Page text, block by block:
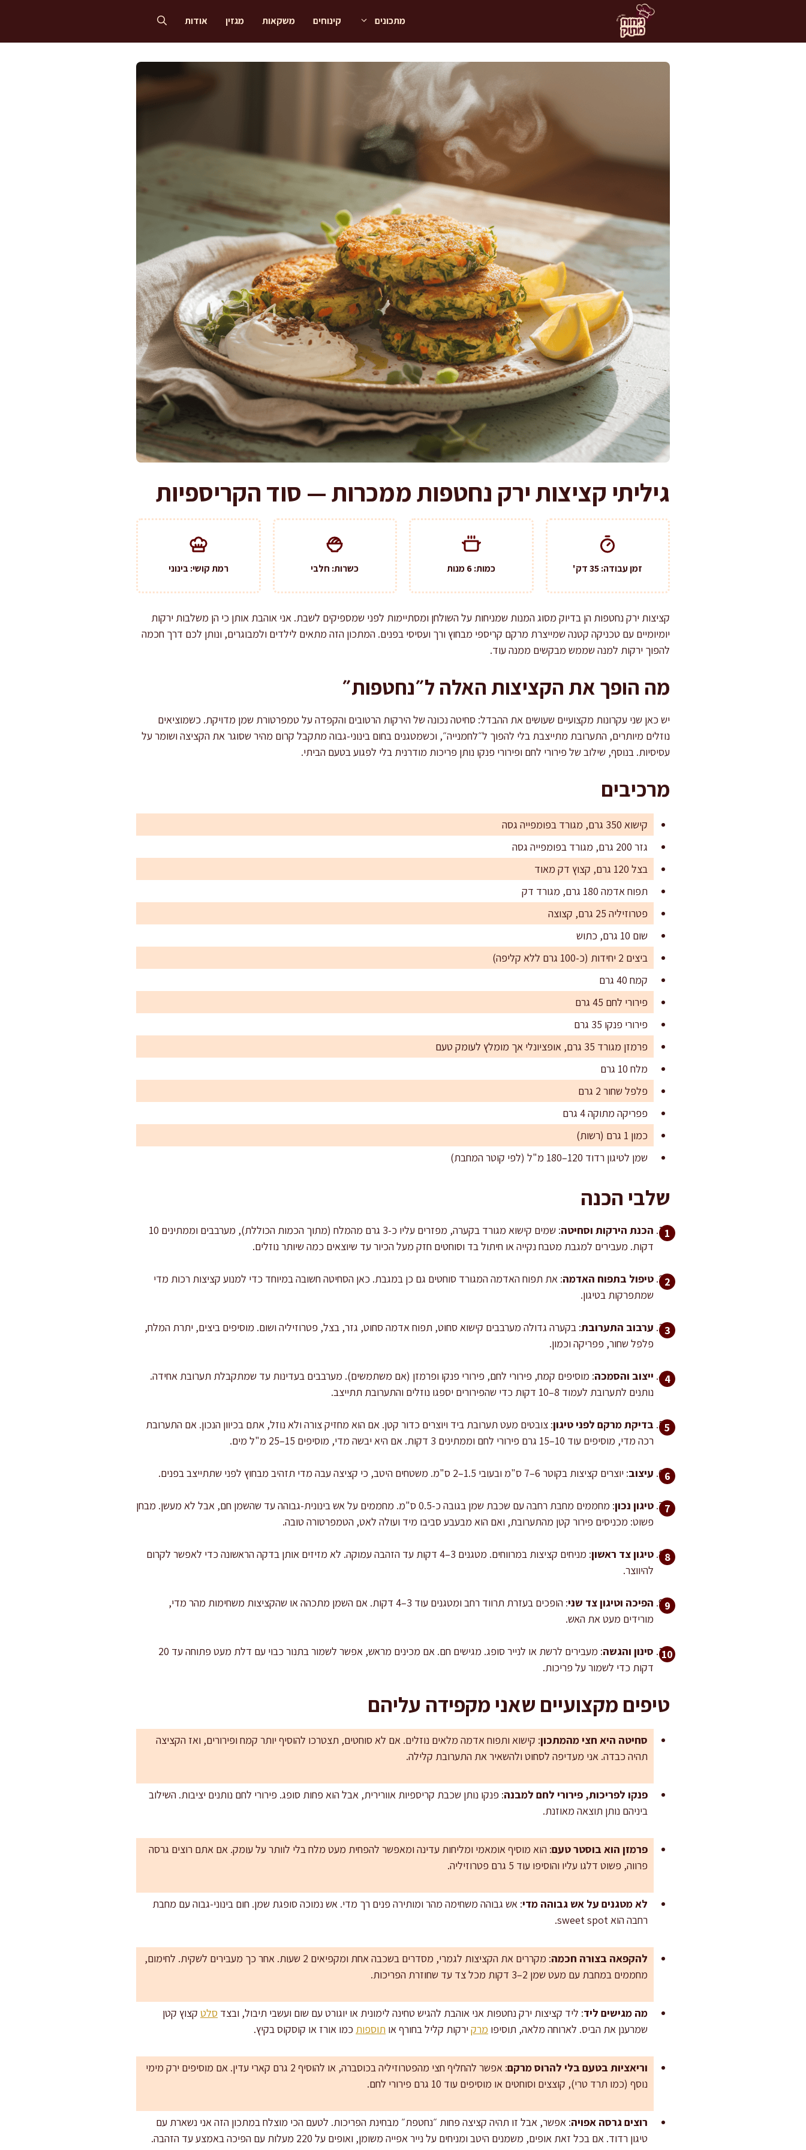
מתכונים קינוחים משקאות מגזין אודות
גיליתי קציצות ירק נחטפות ממכרות — סוד הקריספיות
זמן עבודה: 35 דק' כמות: 6 מנות כשרות: חלבי רמת קושי: בינוני
קציצות ירק נחטפות הן בדיוק מסוג המנות שמניחות על השולחן ומסתיימות לפני שמספיקים לשבת. אני אוהבת אותן כי הן משלבות ירקות
יומיומיים עם טכניקה קטנה שמייצרת מרקם קריספי מבחוץ ורך ועסיסי בפנים. המתכון הזה מתאים לילדים ולמבוגרים, ונותן לכם דרך חכמה
להפוך ירקות למנה שממש מבקשים ממנה עוד.
מה הופך את הקציצות האלה ל״נחטפות״
יש כאן שני עקרונות מקצועיים שעושים את ההבדל: סחיטה נכונה של הירקות הרטובים והקפדה על טמפרטורת שמן מדויקת. כשמוציאים
נוזלים מיותרים, התערובת מתייצבת בלי להפוך ל״לחמנייה״, וכשמטגנים בחום בינוני-גבוה מתקבל קרום מהיר שסוגר את הקציצה ושומר על
עסיסיות. בנוסף, שילוב של פירורי לחם ופירורי פנקו נותן פריכות מודרנית בלי לפגוע בטעם הביתי.
מרכיבים
קישוא 350 גרם, מגורד בפומפייה גסה
גזר 200 גרם, מגורד בפומפייה גסה
בצל 120 גרם, קצוץ דק מאוד
תפוח אדמה 180 גרם, מגורד דק
פטרוזיליה 25 גרם, קצוצה
שום 10 גרם, כתוש
ביצים 2 יחידות (כ-100 גרם ללא קליפה)
קמח 40 גרם
פירורי לחם 45 גרם
פירורי פנקו 35 גרם
פרמזן מגורד 35 גרם, אופציונלי אך מומלץ לעומק טעם
מלח 10 גרם
פלפל שחור 2 גרם
פפריקה מתוקה 4 גרם
כמון 1 גרם (רשות)
שמן לטיגון רדוד 120–180 מ"ל (לפי קוטר המחבת)
שלבי הכנה
הכנת הירקות וסחיטה
: שמים קישוא מגורד בקערה, מפזרים עליו כ-3 גרם מהמלח (מתוך הכמות הכוללת), מערבבים וממתינים 10
דקות. מעבירים למגבת מטבח נקייה או חיתול בד וסוחטים חזק מעל הכיור עד שיוצאים כמה שיותר נוזלים.
טיפול בתפוח האדמה: את תפוח האדמה המגורד סוחטים גם כן במגבת. כאן הסחיטה חשובה במיוחד כדי למנוע קציצות רכות מדי
שמתפרקות בטיגון.
ערבוב התערובת: בקערה גדולה מערבבים קישוא סחוט, תפוח אדמה סחוט, גזר, בצל, פטרוזיליה ושום. מוסיפים ביצים, יתרת המלח,
פלפל שחור, פפריקה וכמון.
ייצוב והסמכה: מוסיפים קמח, פירורי לחם, פירורי פנקו ופרמזן (אם משתמשים). מערבבים בעדינות עד שמתקבלת תערובת אחידה.
נותנים לתערובת לעמוד 8–10 דקות כדי שהפירורים יספגו נוזלים והתערובת תתייצב.
בדיקת מרקם לפני טיגון: צובטים מעט תערובת ביד ויוצרים כדור קטן. אם הוא מחזיק צורה ולא נוזל, אתם בכיוון הנכון. אם התערובת
רכה מדי, מוסיפים עוד 10–15 גרם פירורי לחם וממתינים 3 דקות. אם היא יבשה מדי, מוסיפים 15–25 מ"ל מים.
עיצוב: יוצרים קציצות בקוטר 6–7 ס"מ ובעובי 1.5–2 ס"מ. משטחים היטב, כי קציצה עבה מדי תזהיב מבחוץ לפני שתתייצב בפנים.
טיגון נכון
: מחממים מחבת רחבה עם שכבת שמן בגובה כ-0.5 ס"מ. מחממים על אש בינונית-גבוהה עד שהשמן חם, אבל לא מעשן. מבחן
פשוט: מכניסים פירור קטן מהתערובת, ואם הוא מבעבע סביבו מיד ועולה לאט, הטמפרטורה טובה.
טיגון צד ראשון
: מניחים קציצות במרווחים. מטגנים 3–4 דקות עד הזהבה עמוקה. לא מזיזים אותן בדקה הראשונה כדי לאפשר לקרום
להיווצר.
הפיכה וטיגון צד שני
: הופכים בעזרת תרווד רחב ומטגנים עוד 3–4 דקות. אם השמן מתכהה או שהקציצות משחימות מהר מדי,
מורידים מעט את האש.
סינון והגשה
: מעבירים לרשת או לנייר סופג. מגישים חם. אם מכינים מראש, אפשר לשמור בתנור כבוי עם דלת מעט פתוחה עד 20
דקות כדי לשמור על פריכות.
טיפים מקצועיים שאני מקפידה עליהם
סחיטה היא חצי מהמתכון: קישוא ותפוח אדמה מלאים נוזלים. אם לא סוחטים, תצטרכו להוסיף יותר קמח ופירורים, ואז הקציצה
תהיה כבדה. אני מעדיפה לסחוט ולהשאיר את התערובת קלילה.
פנקו לפריכות, פירורי לחם למבנה: פנקו נותן שכבת קריספיות אוורירית, אבל הוא פחות סופג. פירורי לחם נותנים יציבות. השילוב
ביניהם נותן תוצאה מאוזנת.
פרמזן הוא בוסטר טעם: הוא מוסיף אומאמי ומליחות עדינה ומאפשר להפחית מעט מלח בלי לוותר על עומק. אם אתם רוצים גרסה
פרווה, פשוט דלגו עליו והוסיפו עוד 5 גרם פטרוזיליה.
לא מטגנים על אש גבוהה מדי: אש גבוהה משחימה מהר ומותירה פנים רך מדי. אש נמוכה סופגת שמן. חום בינוני-גבוה עם מחבת
רחבה הוא sweet spot.
להקפאה בצורה חכמה
: מקררים את הקציצות לגמרי, מסדרים בשכבה אחת ומקפיאים 2 שעות. אחר כך מעבירים לשקית. לחימום,
מחממים במחבת עם מעט שמן 2–3 דקות מכל צד עד שחוזרת הפריכות.
מה מגישים ליד: ליד קציצות ירק נחטפות אני אוהבת להגיש טחינה לימונית או יוגורט עם שום ועשבי תיבול, ובצד סלט קצוץ קטן
שמרענן את הביס. לארוחה מלאה, תוסיפו מרק ירקות קליל בחורף או תוספות כמו אורז או קוסקוס בקיץ.
וריאציות בטעם בלי להרוס מרקם
: אפשר להחליף חצי מהפטרוזיליה בכוסברה, או להוסיף 2 גרם קארי עדין. אם מוסיפים ירק מימי
נוסף (כמו תרד טרי), קוצצים וסוחטים או מוסיפים עוד 10 גרם פירורי לחם.
רוצים גרסה אפויה: אפשר, אבל זו תהיה קציצה פחות ״נחטפת״ מבחינת הפריכות. לטעם הכי מוצלח במתכון הזה אני נשארת עם
טיגון רדוד. אם בכל זאת אופים, משמנים היטב ומניחים על נייר אפייה משומן, ואופים על 220 מעלות עם הפיכה באמצע עד הזהבה.